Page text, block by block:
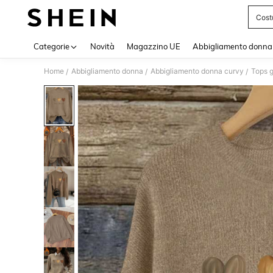
Categorie Novità Magazzino UE Abbigliamento donna
Home / Abbigliamento donna / Abbigliamento donna curvy / Tops